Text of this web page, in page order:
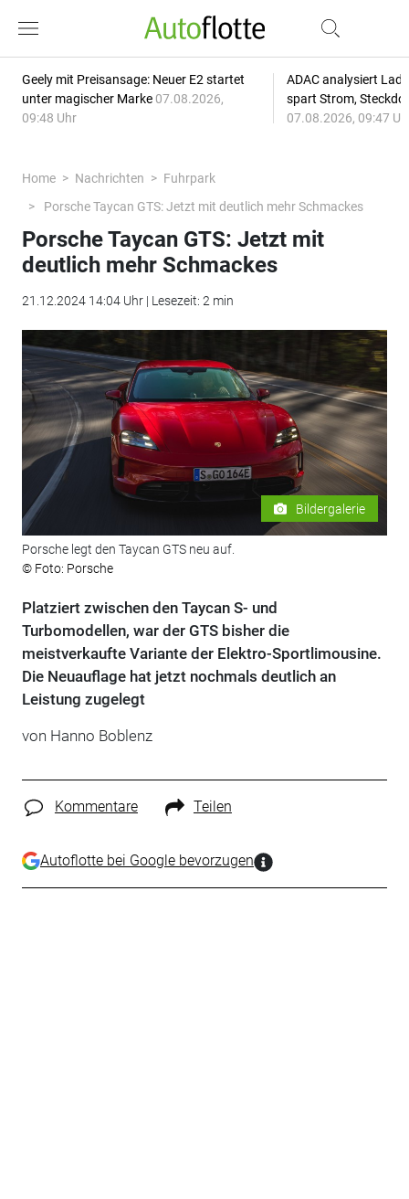
Geely mit Preisansage: Neuer E2 startet
unter magischer Marke 07.08.2026,
09:48 Uhr
ADAC analysiert
spart Strom,
07.08.2026, 09:47
Home Nachrichten
Fuhrpark
Porsche Taycan GTS: Jetzt mit deutlich mehr Schmackes
Porsche Taycan GTS: Jetzt mit
deutlich mehr Schmackes
21.12.2024 14:04 Uhr | Lesezeit: 2 min
Bildergalerie
Porsche legt den Taycan GTS neu auf.
© Foto: Porsche
Platziert zwischen den Taycan S- und
Turbomodellen, war der GTS bisher die
meistverkaufte Variante der Elektro-Sportlimousine.
Die Neuauflage hat jetzt nochmals deutlich an
Leistung zugelegt
von Hanno Boblenz
Kommentare Teilen
Autoflotte bei Google bevorzugen